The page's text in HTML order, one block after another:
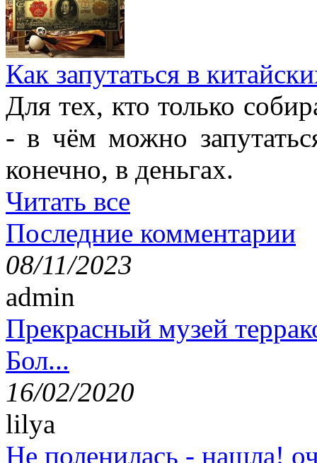
Как запутаться в
Для тех, кто только
- в чём можно
конечно, в деньгах.
Читать все
Последние комментарии
08/11/2023
admin
Прекрасный музей
Бол...
16/02/2020
lilya
Не поленилась - нашла!